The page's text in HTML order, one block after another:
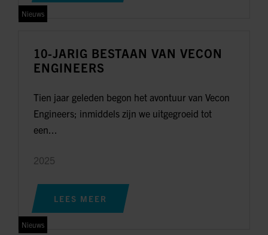
Nieuws
10-JARIG BESTAAN VAN VECON
ENGINEERS
Tien jaar geleden begon het avontuur van Vecon
Engineers; inmiddels zijn we uitgegroeid tot
een...
2025
LEES MEER
Nieuws